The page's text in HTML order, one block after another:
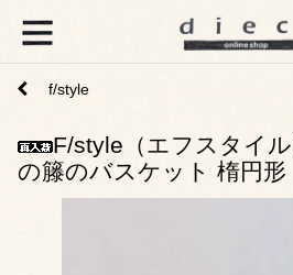
f/style
F/style（エフスタイ
の籐のバスケット 楕円形